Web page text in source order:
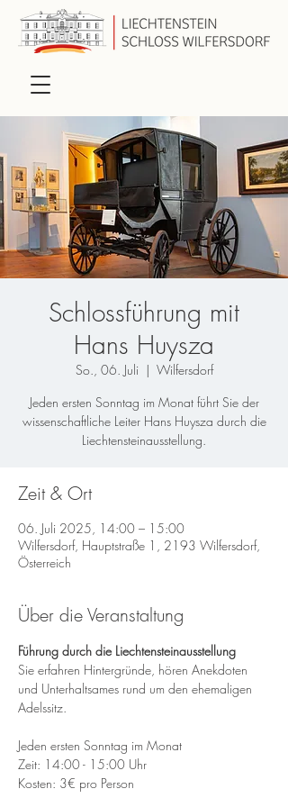
Schlossführung mit
Hans Huysza
So., 06. Juli
  |
Wilfersdorf
Jeden ersten Sonntag im Monat führt Sie der
wissenschaftliche Leiter Hans Huysza durch die
Liechtensteinausstellung.
Zeit & Ort
06. Juli 2025, 14:00 – 15:00
Wilfersdorf, Hauptstraße 1, 2193 Wilfersdorf,
Österreich
Über die Veranstaltung
Führung durch die Liechtensteinausstellung
Sie erfahren Hintergründe, hören Anekdoten
und Unterhaltsames rund um den ehemaligen
Adelssitz.
Jeden ersten Sonntag im Monat
Zeit: 14:00 - 15:00 Uhr
Kosten: 3€ pro Person